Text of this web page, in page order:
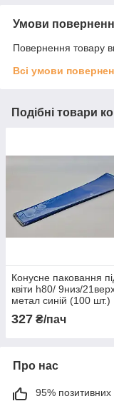
Умови
Повернення товару
Всі умови
Подібні товари
Конусне паковання
квіти h80/ 9низ/
метал синій (100 шт.)
візерунок141 (3)
327 ₴/пач
Про нас
95% позитивних